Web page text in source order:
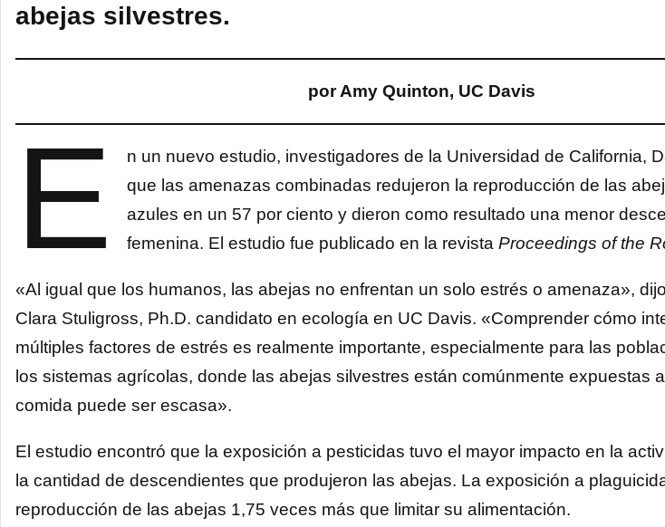
abejas silvestres.
por Amy Quinton, UC Davis
E
n un nuevo estudio, investigadores de la Universidad de California,
que las amenazas combinadas redujeron la reproducción de las
azules en un 57 por ciento y dieron como resultado una menor
femenina. El estudio fue publicado en la revista Proceedings of the
«Al igual que los humanos, las abejas no enfrentan un solo estrés o amenaza»,
Clara Stuligross, Ph.D. candidato en ecología en UC Davis. «Comprender cómo
múltiples factores de estrés es realmente importante, especialmente para las
los sistemas agrícolas, donde las abejas silvestres están comúnmente expuestas
comida puede ser escasa».
El estudio encontró que la exposición a pesticidas tuvo el mayor impacto en la
la cantidad de descendientes que produjeron las abejas. La exposición a
reproducción de las abejas 1,75 veces más que limitar su alimentación.